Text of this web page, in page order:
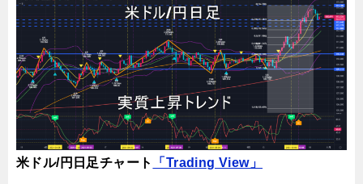
米ドル/円日足チャート 「Trading View」